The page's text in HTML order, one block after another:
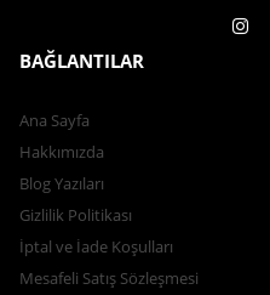
BAĞLANTILAR
Ana Sayfa
Hakkımızda
Blog Yazıları
Gizlilik Politikası
İptal ve İade Koşulları
Mesafeli Satış Sözleşmesi